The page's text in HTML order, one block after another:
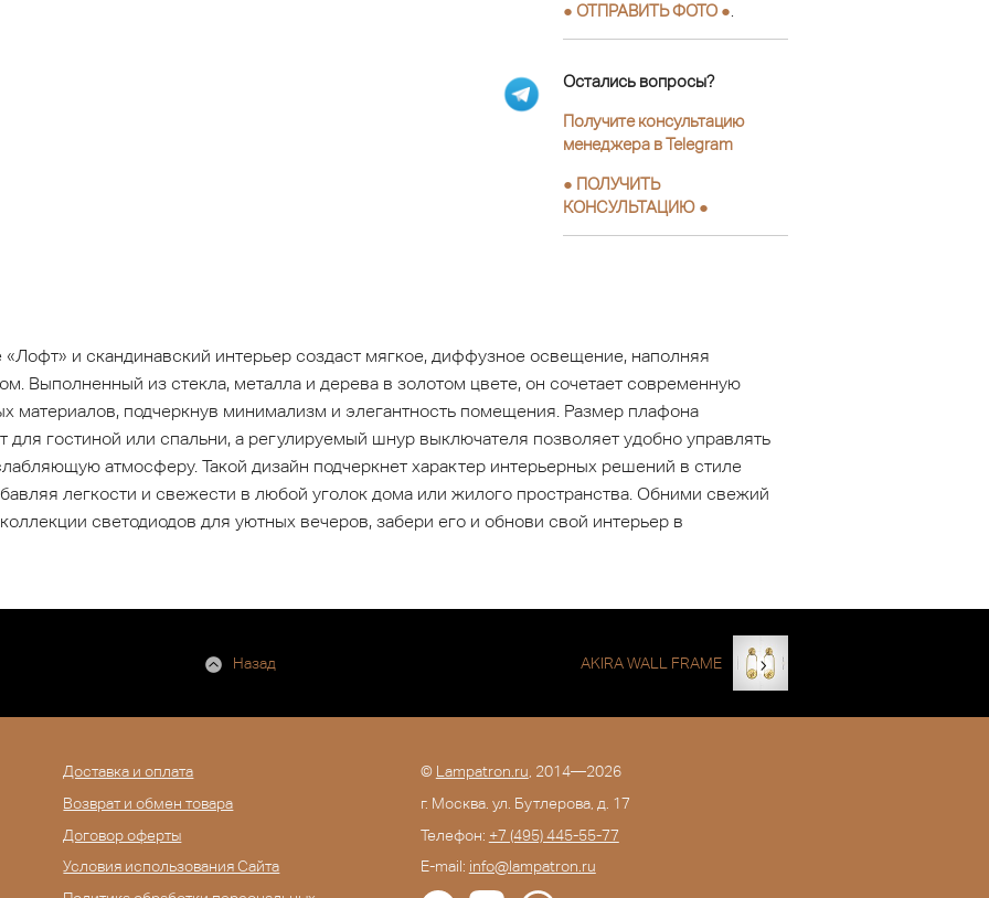
● ОТПРАВИТЬ ФОТО ●
Остались вопросы?
Получите консультацию
менеджера в Telegram
● ПОЛУЧИТЬ
КОНСУЛЬТАЦИЮ ●
«Лофт» и скандинавский интерьер создаст мягкое, диффузное освещение, наполняя
Выполненный из стекла, металла и дерева в золотом цвете, он сочетает современную
материалов, подчеркнув минимализм и элегантность помещения. Размер плафона
для гостиной или спальни, а регулируемый шнур выключателя позволяет удобно управлять
атмосферу. Такой дизайн подчеркнет характер интерьерных решений в стиле
легкости и свежести в любой уголок дома или жилого пространства. Обними свежий
светодиодов для уютных вечеров, забери его и обнови свой интерьер в
Назад AKIRA WALL FRAME
Доставка и оплата
Возврат и обмен товара
Договор оферты
Условия использования Сайта
© Lampatron.ru , 2014—2026
г. Москва. ул. Бутлерова, д. 17
Телефон: +7 (495) 445-55-77
E-mail: info@lampatron.ru